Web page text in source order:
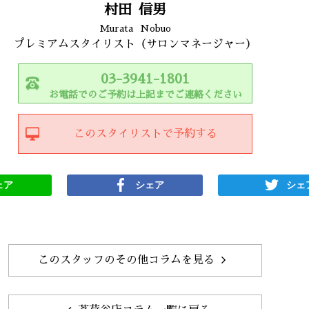
村田 信男
Murata Nobuo
プレミアムスタイリスト（サロンマネージャー）
03-3941-1801
お電話でのご予約は上記までご連絡ください
このスタイリストで予約する
ア シェア シェ
このスタッフのその他コラムを見る